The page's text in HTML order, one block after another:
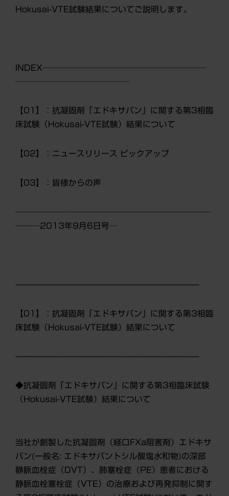
Hokusai-VTE試験結果についてご説明します。
INDEX────────────────────
──────────────
【01】：抗凝固剤「エドキサバン」に関する第3相臨
床試験（Hokusai-VTE試験）結果について
【02】：ニュースリリース ピックアップ
【03】：皆様からの声
────────────────────────
───2013年9月6日号─
------------------------------------------------------------------------
【01】：抗凝固剤「エドキサバン」に関する第3相臨
床試験（Hokusai-VTE試験）結果について
------------------------------------------------------------------------
◆抗凝固剤「エドキサバン」に関する第3相臨床試験
（Hokusai-VTE試験）結果について
当社が創製した抗凝固剤（経口FXa阻害剤）エドキサ
バン(一般名: エドキサバントシル酸塩水和物)の深部
静脈血栓症（DVT）、肺塞栓症（PE）患者における
静脈血栓塞栓症（VTE）の治療および再発抑制に関す